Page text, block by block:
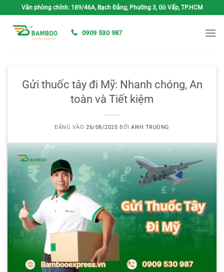
qua
Văn phòng chính: 189/46A, Bạch Đằng, Phường 3, Gò Vấp, TP.HCM
0909 530 987
Gửi thuốc tây đi Mỹ: Nhanh chóng, An
toàn và Tiết kiệm
ĐĂNG VÀO 26/08/2025 BỞIANH TRUONG